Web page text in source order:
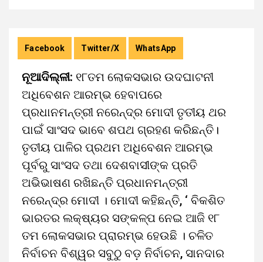
Facebook Twitter/X WhatsApp
ନୂଆଦିଲ୍ଳୀ: ୧୮ତମ ଲୋକସଭାର ଉଦଘାଟନୀ
ଅଧିବେଶନ ଆରମ୍ଭ ହେବାପରେ
ପ୍ରଧାନମନ୍ତ୍ରୀ ନରେନ୍ଦ୍ର ମୋଦୀ ତୃତୀୟ ଥର
ପାଇଁ ସାଂସଦ ଭାବେ ଶପଥ ଗ୍ରହଣ କରିଛନ୍ତି।
ତୃତୀୟ ପାଳିର ପ୍ରଥମ ଅଧିବେଶନ ଆରମ୍ଭ
ପୂର୍ବରୁ ସାଂସଦ ତଥା ଦେଶବାସୀଙ୍କ ପ୍ରତି
ଅଭିଭାଷଣ ରଖିଛନ୍ତି ପ୍ରଧାନମନ୍ତ୍ରୀ
ନରେନ୍ଦ୍ର ମୋଦୀ । ମୋଦୀ କହିଛନ୍ତି, ‘ ବିକଶିତ
ଭାରତର ଲକ୍ଷ୍ୟର ସଙ୍କଳ୍ପ ନେଇ ଆଜି ୧୮
ତମ ଲୋକସଭାର ପ୍ରାରମ୍ଭ ହେଉଛି । ଚଳିତ
ନିର୍ବାଚନ ବିଶ୍ୱର ସବୁଠୁ ବଡ଼ ନିର୍ବାଚନ, ସାନଦାର